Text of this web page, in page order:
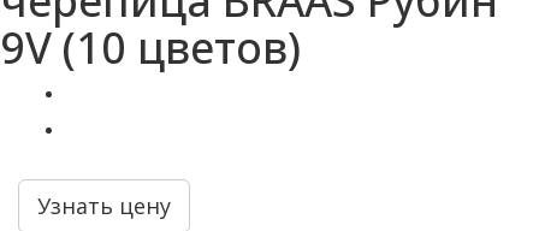
9V (10 цветов)
Узнать цену